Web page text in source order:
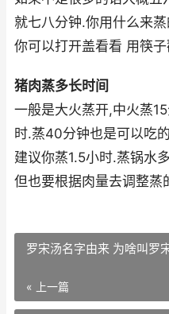
就七八分钟.你用什么来
你可以打开盖看看 用筷
猪肉蒸多长时间
一般是大火蒸开,中火蒸
时.蒸40分钟也是可以吃
建议你蒸1.5小时.蒸锅水
但也要根据肉量去调整蒸
罗宋汤名字由来 为啥叫罗
« 上一篇